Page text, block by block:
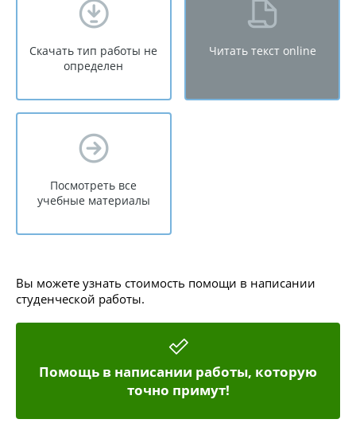
Скачать тип работы не
определен
Читать текст online
Посмотреть все
учебные материалы
Вы можете узнать стоимость помощи в написании
студенческой работы.
Помощь в написании работы, которую
точно примут!